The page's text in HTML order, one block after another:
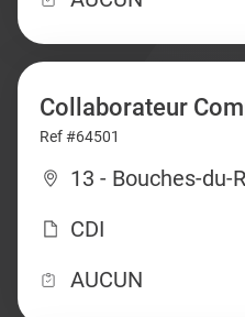
Collaborateur
Ref #64501
13 - Bouches-du-
CDI
AUCUN